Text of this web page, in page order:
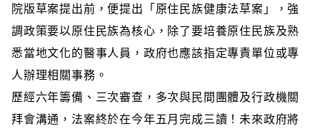
院版草案提出前，便提出「原住民族健康法草案」，強
調政策要以原住民族為核心，除了要培養原住民族及熟
悉當地文化的醫事人員，政府也應該指定專責單位或專
人辦理相關事務。
歷經六年籌備、三次審查，多次與民間團體及行政機關
拜會溝通，法案終於在今年五月完成三讀！未來政府將